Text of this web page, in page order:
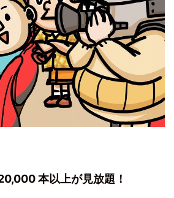
本以上が見放題！